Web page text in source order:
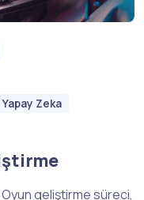
Yapay Zeka
geliştirme süreci,